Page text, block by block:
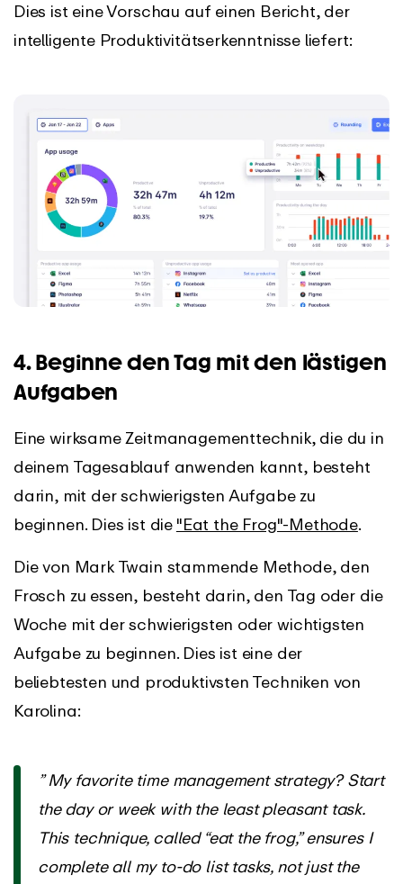
Dies ist eine Vorschau auf einen Bericht, der
intelligente Produktivitätserkenntnisse liefert:
4. Beginne den Tag mit den lästigen
Aufgaben
Eine wirksame Zeitmanagementtechnik, die du in
deinem Tagesablauf anwenden kannt, besteht
darin, mit der schwierigsten Aufgabe zu
beginnen. Dies ist die "Eat the Frog"-Methode.
Die von Mark Twain stammende Methode, den
Frosch zu essen, besteht darin, den Tag oder die
Woche mit der schwierigsten oder wichtigsten
Aufgabe zu beginnen. Dies ist eine der
beliebtesten und produktivsten Techniken von
Karolina:
” My favorite time management strategy? Start
the day or week with the least pleasant task.
This technique, called “eat the frog,” ensures I
complete all my to-do list tasks, not just the